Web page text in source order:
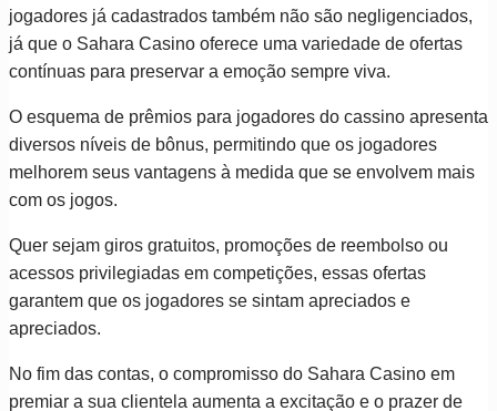
jogadores já cadastrados também não são negligenciados,
já que o Sahara Casino oferece uma variedade de ofertas
contínuas para preservar a emoção sempre viva.
O esquema de prêmios para jogadores do cassino apresenta
diversos níveis de bônus, permitindo que os jogadores
melhorem seus vantagens à medida que se envolvem mais
com os jogos.
Quer sejam giros gratuitos, promoções de reembolso ou
acessos privilegiadas em competições, essas ofertas
garantem que os jogadores se sintam apreciados e
apreciados.
No fim das contas, o compromisso do Sahara Casino em
premiar a sua clientela aumenta a excitação e o prazer de